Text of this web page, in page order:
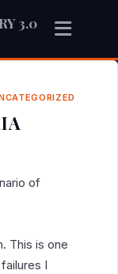
3.0
of
This is one
I